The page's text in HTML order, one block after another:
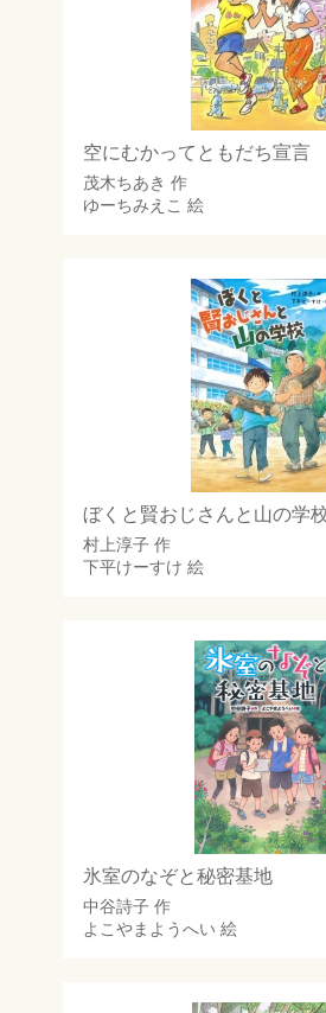
空にむかってともだち宣言
茂木ちあき 作
ゆーちみえこ 絵
ぼくと賢おじさんと山の学
村上淳子作
下平けーすけ 絵
氷室のなぞと秘密基地
中谷詩子作
よこやまようへい 絵